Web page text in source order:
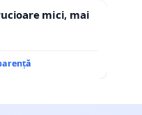
mici, mai